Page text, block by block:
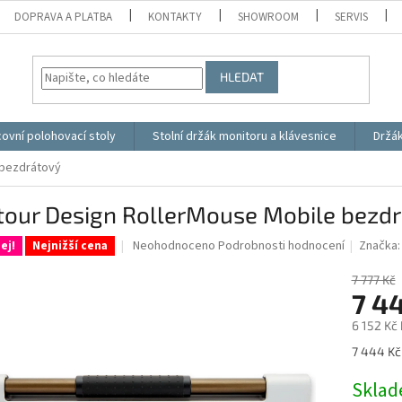
DOPRAVA A PLATBA KONTAKTY SHOWROOM SERVIS
HLEDAT
polohovací stoly Stolní držák monitoru a klávesnice
Design RollerMouse Mobile
Nejnižší cena
Průměrné
Neohodnoceno Podrobnosti hodnocení Značka:
7 777 Kč
7
6 152 Kč
Měrná
7 444